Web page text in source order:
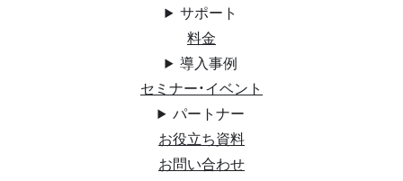
サポート
料金
導入事例
セミナー・イベント
パートナー
お役立ち資料
お問い合わせ